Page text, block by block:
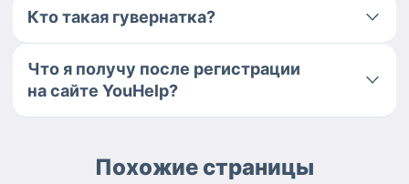
Кто такая гувернатка?
Что я получу после регистрации
на сайте YouHelp?
Похожие страницы